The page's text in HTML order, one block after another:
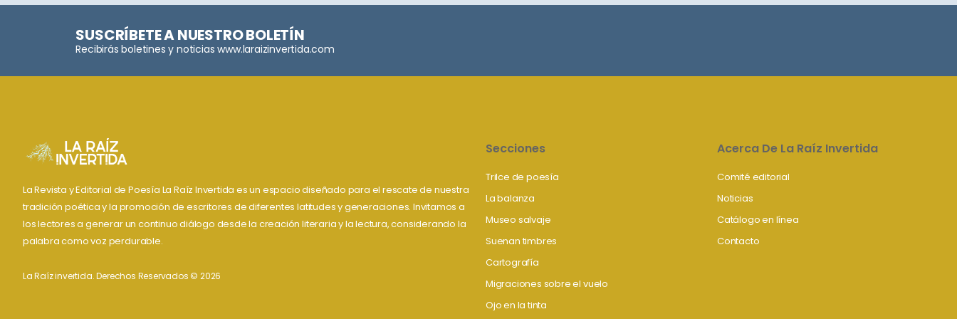
SUSCRÍBETE A NUESTRO BOLETÍN
Recibirás boletines y noticias www.laraizinvertida.com
La Revista y Editorial de Poesía La Raíz Invertida es un espacio diseñado para el rescate de nuestra
tradición poética y la promoción de escritores de diferentes latitudes y generaciones. Invitamos a
los lectores a generar un continuo diálogo desde la creación literaria y la lectura, considerando la
palabra como voz perdurable.
La Raíz invertida. Derechos Reservados © 2026
Secciones
Trilce de poesía
La balanza
Museo salvaje
Suenan timbres
Cartografía
Migraciones sobre el vuelo
Ojo en la tinta
Acerca De La Raíz Invertida
Comité editorial
Noticias
Catálogo en línea
Contacto